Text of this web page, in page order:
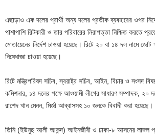
এছাড়াও এক দলের প্রার্থী অন্য দলের প্রতীক ব্যবহারের ওপর
পাশাপাশি রিটকারী ও তার পরিবারের নিরাপত্তা নিশ্চিত করতে
মোতায়েনের নির্দেশ চাওয়া হয়েছে। রিটে ২০ বা ১৪ দল নামে
নিষেধাজ্ঞা চাওয়া হয়েছে।
রিটে মন্ত্রিপরিষদ সচিব, স্বরাষ্ট্র সচিব, আইন, বিচার ও সংসদ
কমিশনার, ১৪ দলের পক্ষে আওয়ামী লীগের সাধারণ সম্পাদক, ২০
রাশেদ খান মেনন, মির্জা আব্বাসসহ ১০ জনকে বিবাদী করা হয়েছে।
তিনি (ইউনুছ আলী আকন্দ) আইনজীবী ও ঢাকা-৮ আসনের লাঙ্গল